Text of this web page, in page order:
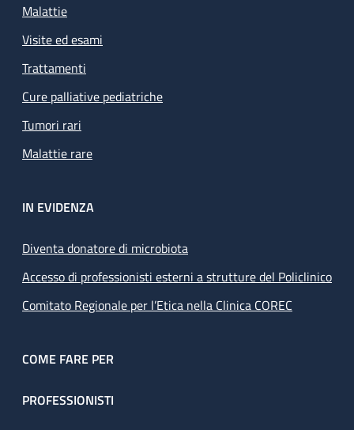
Malattie
Visite ed esami
Trattamenti
Cure palliative pediatriche
Tumori rari
Malattie rare
IN EVIDENZA
Diventa donatore di microbiota
Accesso di professionisti esterni a strutture del Policlinico
Comitato Regionale per l’Etica nella Clinica COREC
COME FARE PER
PROFESSIONISTI